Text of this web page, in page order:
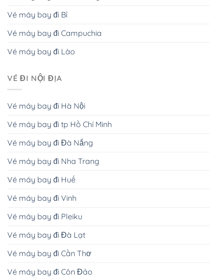
Vé máy bay đi Bỉ
Vé máy bay đi Campuchia
Vé máy bay đi Lào
VÉ ĐI NỘI ĐỊA
Vé máy bay đi Hà Nội
Vé máy bay đi tp Hồ Chí Minh
Vé máy bay đi Đà Nắng
Vé máy bay đi Nha Trang
Vé máy bay đi Huế
Vé máy bay đi Vinh
Vé máy bay đi Pleiku
Vé máy bay đi Đà Lạt
Vé máy bay đi Cần Thơ
Vé máy bay đi Côn Đảo